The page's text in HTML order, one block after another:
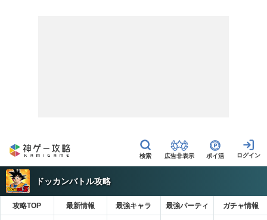
広告非表示 ポイ活
ドッカンバトル攻略
攻略TOP 最新情報 最強キャラ 最強パーティ ガチャ情報